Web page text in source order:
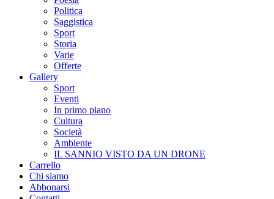
Politica
Saggistica
Sport
Storia
Varie
Offerte
Gallery
Sport
Eventi
In primo piano
Cultura
Società
Ambiente
IL SANNIO VISTO DA UN DRONE
Carrello
Chi siamo
Abbonarsi